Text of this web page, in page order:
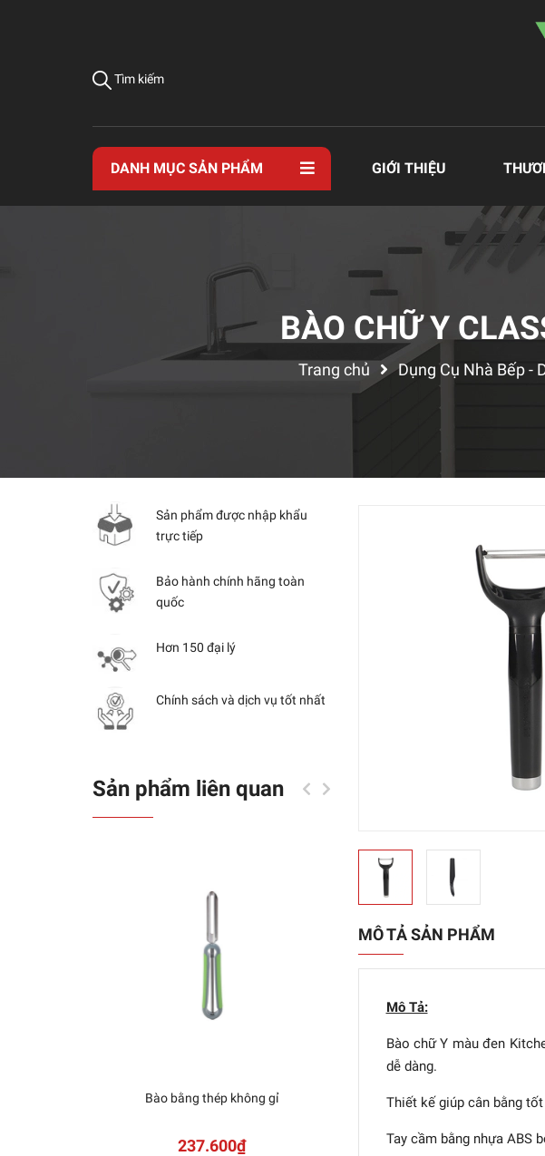
Tìm kiếm
DANH MỤC SẢN PHẨM GIỚI THIỆU
BÀO CHỮ Y
Trang chủ Dụng Cụ Nhà Bếp -
MÔ TẢ SẢN PHẨM
Mô Tả:
Bào chữ Y màu đen
dễ dàng.
Thiết kế giúp cân bằng
Tay cầm bằng nhựa ABS
Sản phẩm được nhập khẩu
trực tiếp
Bảo hành chính hãng toàn
quốc
Hơn 150 đại lý
Chính sách và dịch vụ tốt nhất
Sản phẩm liên quan
Bào bằng thép không gỉ
237.600₫
ZWILLING - Bào Twin Prof
873.800₫